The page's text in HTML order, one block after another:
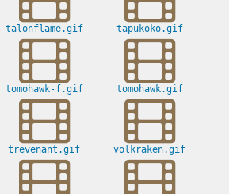
talonflame.gif tapukoko.gif
tomohawk-f.gif tomohawk.gif
trevenant.gif volkraken.gif